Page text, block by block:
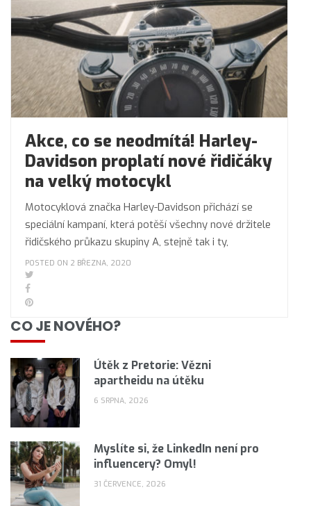
Akce, co se neodmítá! Harley-
Davidson proplatí nové řidičáky
na velký motocykl
Motocyklová značka Harley-Davidson přichází se
speciální kampaní, která potěší všechny nové držitele
řidičského průkazu skupiny A, stejně tak i ty,
POSTED ON 2 BŘEZNA, 2020
CO JE NOVÉHO?
Útěk z Pretorie: Vězni
apartheidu na útěku
6 SRPNA, 2026
Myslíte si, že LinkedIn není pro
influencery? Omyl!
31 ČERVENCE, 2026